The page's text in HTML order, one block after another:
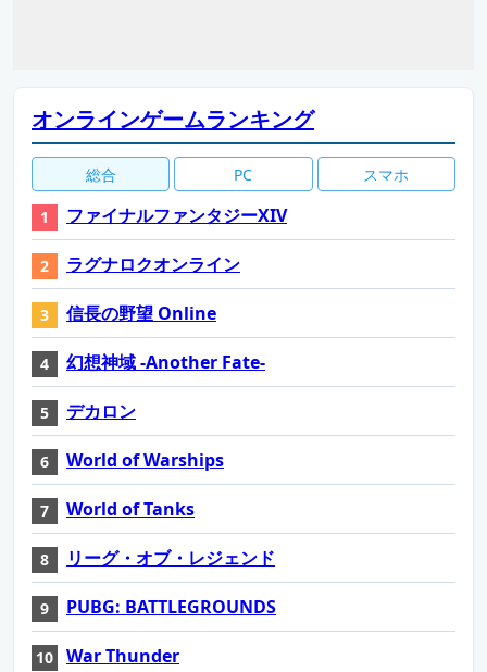
オンラインゲームランキング
総合 PC スマホ
ファイナルファンタジーXIV
ラグナロクオンライン
信長の野望 Online
幻想神域 -Another Fate-
デカロン
World of Warships
World of Tanks
リーグ・オブ・レジェンド
PUBG: BATTLEGROUNDS
War Thunder